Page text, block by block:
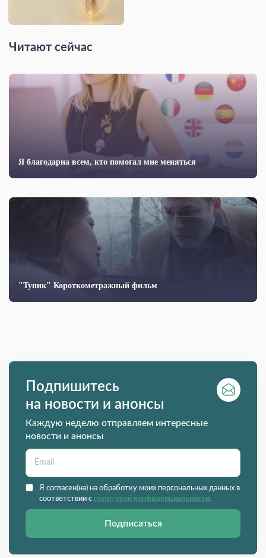
Читают сейчас
Я благодарна всем, кто помогал мне меняться
"Тупик" Короткометражный фильм
Подпишитесь
на новости и анонсы
Каждую неделю отправляем интересные
новости и анонсы
Я согласен(на) на обработку моих персональных данных в
соответствии с политикой конфиденциальности.
Подписаться